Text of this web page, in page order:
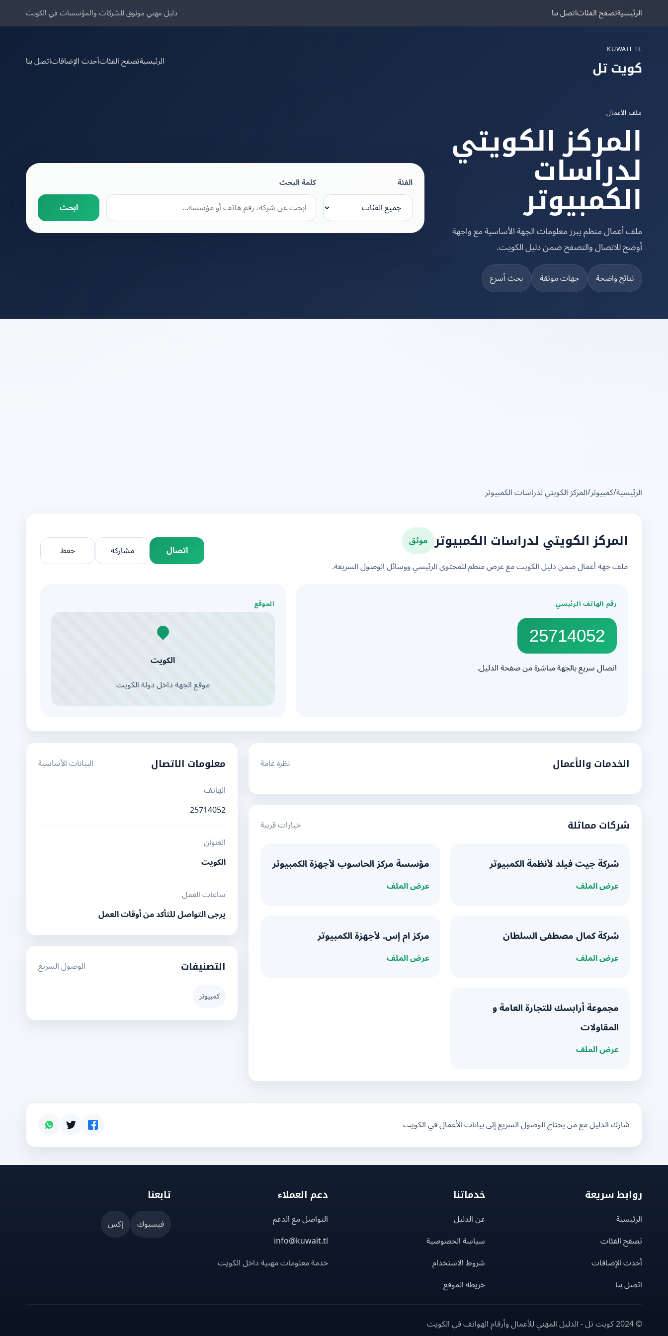
الرئيسيةتصفح الفئاتاتصل بنا دليل مهني موثوق للشركات والمؤسسات في الكويت
KUWAIT TL
كويت تل
الرئيسيةتصفح الفئاتأحدث الإضافاتاتصل بنا
ملف الأعمال
المركز الكويتي
لدراسات
الكمبيوتر
ملف أعمال منظم يبرز معلومات الجهة الأساسية مع واجهة
أوضح للاتصال والتصفح ضمن دليل الكويت.
نتائج واضحة جهات موثقة بحث أسرع
الفئة كلمة البحث
ابحث
الرئيسية/كمبيوتر/المركز الكويتي لدراسات الكمبيوتر
المركز الكويتي لدراسات الكمبيوتر
موثق
ملف جهة أعمال ضمن دليل الكويت مع عرض منظم للمحتوى الرئيسي ووسائل الوصول السريعة.
اتصال مشاركة حفظ
رقم الهاتف الرئيسي
25714052
اتصال سريع بالجهة مباشرة من صفحة الدليل.
الموقع
الكويت
موقع الجهة داخل دولة الكويت
الخدمات والأعمال نظرة عامة
شركات مماثلة خيارات قريبة
شركة جيت فيلد لأنظمة الكمبيوتر
عرض الملف
مؤسسة مركز الحاسوب لأجهزة الكمبيوتر
عرض الملف
شركة كمال مصطفى السلطان
عرض الملف
مركز ام إس. لأجهزة الكمبيوتر
عرض الملف
مجموعة أرابسك للتجارة العامة و
المقاولات
عرض الملف
معلومات الاتصال
البيانات الأساسية
الهاتف
25714052
العنوان
الكويت
ساعات العمل
يرجى التواصل للتأكد من أوقات العمل
التصنيفات الوصول السريع
كمبيوتر
شارك الدليل مع من يحتاج الوصول السريع إلى بيانات الأعمال في الكويت
روابط سريعة
الرئيسية
تصفح الفئات
أحدث الإضافات
اتصل بنا
خدماتنا
عن الدليل
سياسة الخصوصية
شروط الاستخدام
خريطة الموقع
دعم العملاء
التواصل مع الدعم
info@kuwait.tl
خدمة معلومات مهنية داخل الكويت
تابعنا
فيسبوك إكس
© 2024 كويت تل - الدليل المهني للأعمال وأرقام الهواتف في الكويت